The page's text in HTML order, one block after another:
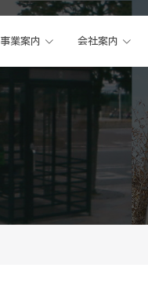
事業案内 会社案内